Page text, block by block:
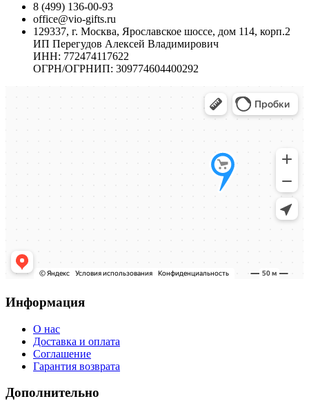
8 (499) 136-00-93
office@vio-gifts.ru
129337, г. Москва, Ярославское шоссе, дом 114, корп.2
ИП Перегудов Алексей Владимирович
ИНН: 772474117622
ОГРН/ОГРНИП: 309774604400292
Информация
О нас
Доставка и оплата
Соглашение
Гарантия возврата
Дополнительно